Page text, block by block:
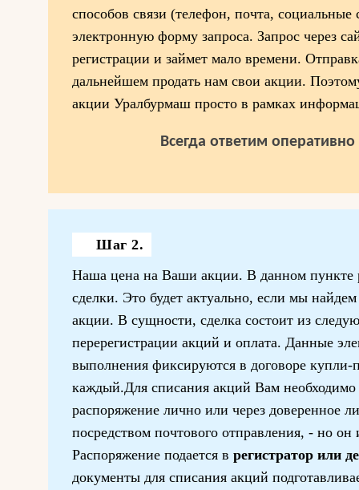
способов связи (телефон, почта, социальные
электронную форму запроса. Запрос через
регистрации и займет мало времени.
дальнейшем продать нам свои акции.
акции Уралбурмаш просто в рамках
Всегда ответим
Шаг 2.
Наша цена на Ваши акции. В данном пункте
сделки. Это будет актуально, если мы
акции. В сущности, сделка состоит из
перерегистрации акций и оплата. Данные
выполнения фиксируются в договоре
каждый.Для списания акций Вам необходимо
распоряжение лично или через доверенное
посредством почтового отправления, - но он
Распоряжение подается в регистратор или
документы для списания акций